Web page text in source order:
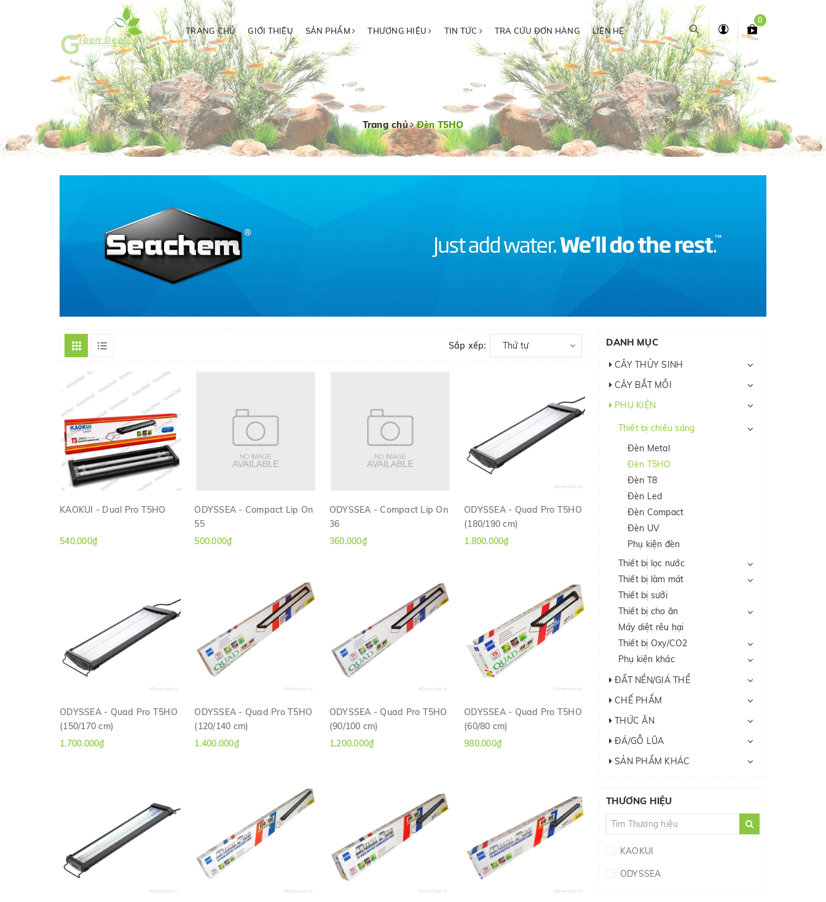
TRANG CHỦ GIỚI THIỆU SẢN PHẨM THƯƠNG HIỆU TIN TỨC TRA CỨU ĐƠN HÀNG LIÊN HỆ
0
Trang chủ Đèn T5HO
Sắp xếp: Thứ tự
KAOKUI - Dual Pro T5HO
540.000₫
ODYSSEA - Compact Lip On
55
500.000₫
ODYSSEA - Compact Lip On
36
360.000₫
XEM NHANH
ODYSSEA - Quad Pro T5HO
(180/190 cm)
1.800.000₫
XEM NHANH
ODYSSEA - Quad Pro T5HO
(150/170 cm)
1.700.000₫
XEM NHANH
ODYSSEA - Quad Pro T5HO
(120/140 cm)
1.400.000₫
XEM NHANH
ODYSSEA - Quad Pro T5HO
(90/100 cm)
1.200.000₫
ODYSSEA - Quad Pro T5HO
(60/80 cm)
980.000₫
DANH MỤC
CÂY THỦY SINH
CÂY BẮT MỒI
PHỤ KIỆN
Thiết bị chiếu sáng
Đèn Metal
Đèn T5HO
Đèn T8
Đèn Led
Đèn Compact
Đèn UV
Phụ kiện đèn
Thiết bị lọc nước
Thiết bị làm mát
Thiết bị sưởi
Thiết bị cho ăn
Máy diệt rêu hại
Thiết bị Oxy/CO2
Phụ kiện khác
ĐẤT NỀN/GIÁ THỂ
CHẾ PHẨM
THỨC ĂN
ĐÁ/GỖ LŨA
SẢN PHẨM KHÁC
THƯƠNG HIỆU
KAOKUI
ODYSSEA